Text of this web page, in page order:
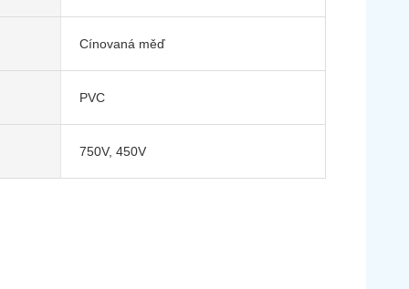
Cínovaná měď
PVC
750V, 450V